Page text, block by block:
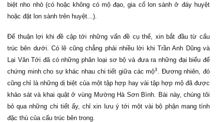
biệt nho nhỏ (có hoặc không có mộ đạo, gia cố lon sành ở đáy huyệt
hoặc đặt lon sành trên huyệt...).
Để thuận lợi khi đề cập tới những vấn đề cụ thể, xin bắt đầu từ cấu
trúc bên dưới. Có lẽ cũng chẳng phải nhiều lời khi Trần Anh Dũng và
Lại Văn Tới đã có những phân loại sơ bộ và đưa ra những đại biểu để
chứng minh cho sự khác nhau chi tiết giữa các mộ3
. Đương nhiên, đó
cũng chỉ là những dị biệt của một tập hợp hay vài tập hợp mộ đã được
khảo sát và khai quật ở vùng Mường Hà Sơn Bình. Bài này, chúng tôi
bỏ qua những chi tiết ấy, chỉ xin lưu ý tới một vài bộ phận mang tính
đặc thù của cấu trúc bên trong.